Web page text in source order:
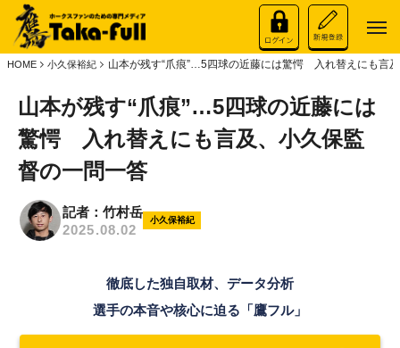
HOME 小久保裕紀 山本が残す“爪痕”…5四球の近藤には驚愕 入れ替えにも言
山本が残す“爪痕”…5四球の近藤には
驚愕 入れ替えにも言及、小久保監
督の一問一答
記者：竹村岳
2025.08.02
小久保裕紀
徹底した独自取材、データ分析
選手の本音や核心に迫る「鷹フル」